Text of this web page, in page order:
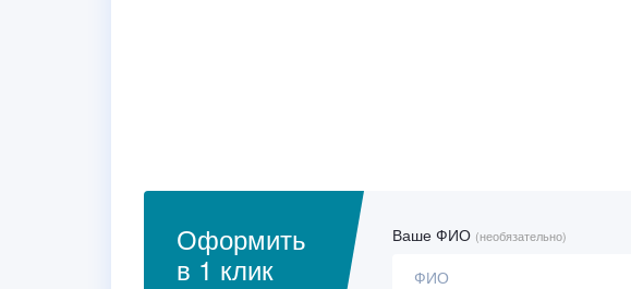
Оформить
в 1 клик
Ваше ФИО (необязательно)